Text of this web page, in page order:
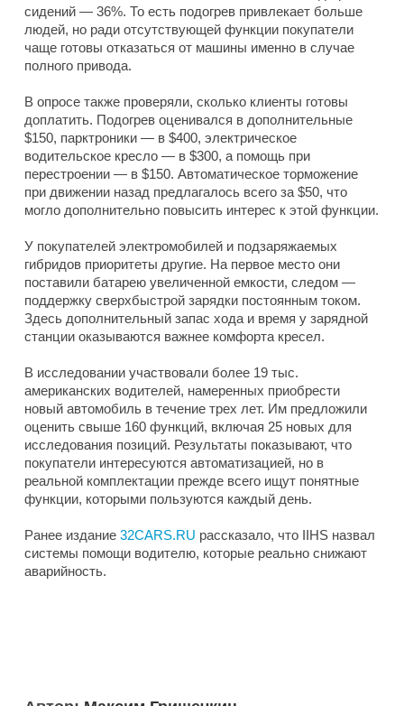
сидений — 36%. То есть подогрев привлекает больше
людей, но ради отсутствующей функции покупатели
чаще готовы отказаться от машины именно в случае
полного привода.
В опросе также проверяли, сколько клиенты готовы
доплатить. Подогрев оценивался в дополнительные
$150, парктроники — в $400, электрическое
водительское кресло — в $300, а помощь при
перестроении — в $150. Автоматическое торможение
при движении назад предлагалось всего за $50, что
могло дополнительно повысить интерес к этой функции.
У покупателей электромобилей и подзаряжаемых
гибридов приоритеты другие. На первое место они
поставили батарею увеличенной емкости, следом —
поддержку сверхбыстрой зарядки постоянным током.
Здесь дополнительный запас хода и время у зарядной
станции оказываются важнее комфорта кресел.
В исследовании участвовали более 19 тыс.
американских водителей, намеренных приобрести
новый автомобиль в течение трех лет. Им предложили
оценить свыше 160 функций, включая 25 новых для
исследования позиций. Результаты показывают, что
покупатели интересуются автоматизацией, но в
реальной комплектации прежде всего ищут понятные
функции, которыми пользуются каждый день.
Ранее издание 32CARS.RU рассказало, что IIHS назвал
системы помощи водителю, которые реально снижают
аварийность.